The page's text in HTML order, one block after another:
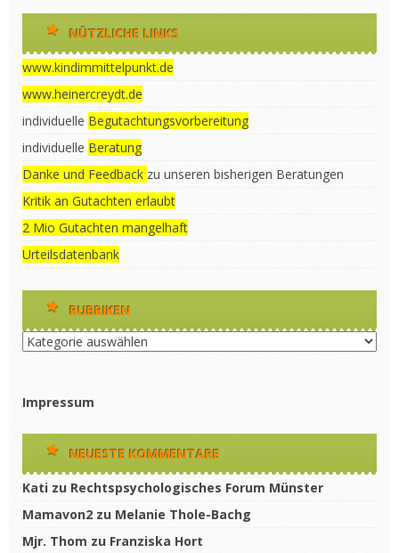
NÜTZLICHE LINKS
www.kindimmittelpunkt.de
www.heinercreydt.de
individuelle Begutachtungsvorbereitung
individuelle Beratung
Danke und Feedback zu unseren bisherigen Beratungen
Kritik an Gutachten erlaubt
2 Mio Gutachten mangelhaft
Urteilsdatenbank
RUBRIKEN
Rubriken
Impressum
NEUESTE KOMMENTARE
Kati zu Rechtspsychologisches Forum Münster
Mamavon2 zu Melanie Thole-Bachg
Mjr. Thom zu Franziska Hort